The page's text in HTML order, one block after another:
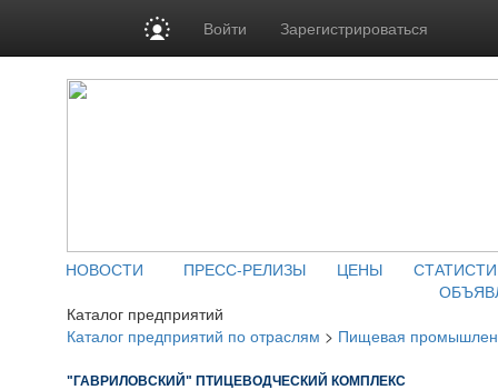
Войти Зарегистрироваться
НОВОСТИ ПРЕСС-РЕЛИЗЫ ЦЕНЫ
Каталог предприятий
Каталог предприятий по отраслям > Пищевая
"ГАВРИЛОВСКИЙ" ПТИЦЕВОДЧЕСКИЙ КОМПЛЕКС